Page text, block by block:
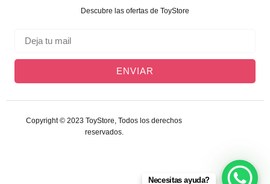
Descubre las ofertas de ToyStore
ENVIAR
Copyright © 2023 ToyStore, Todos los derechos
reservados.
Necesitas ayuda?